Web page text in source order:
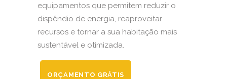
equipamentos que permitem reduzir o
dispêndio de energia, reaproveitar
recursos e tornar a sua habitação mais
sustentável e otimizada.
ORÇAMENTO GRÁTIS